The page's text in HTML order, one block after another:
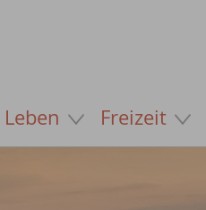
Leben Freizeit